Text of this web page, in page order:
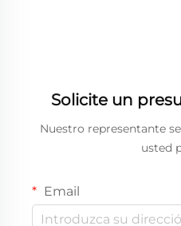
Solicite un
Nuestro representante
usted
Email